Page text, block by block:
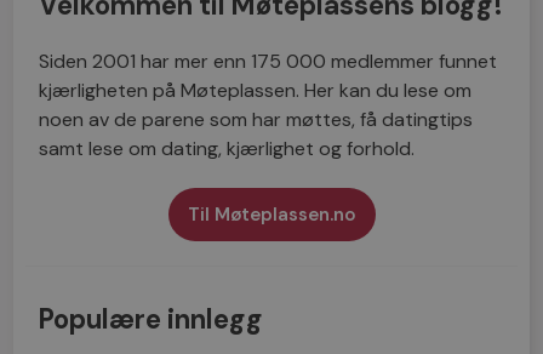
Siden 2001 har mer enn 175 000 medlemmer funnet
kjærligheten på Møteplassen. Her kan du lese om
noen av de parene som har møttes, få datingtips
samt lese om dating, kjærlighet og forhold.
Til Møteplassen.no
Populære innlegg